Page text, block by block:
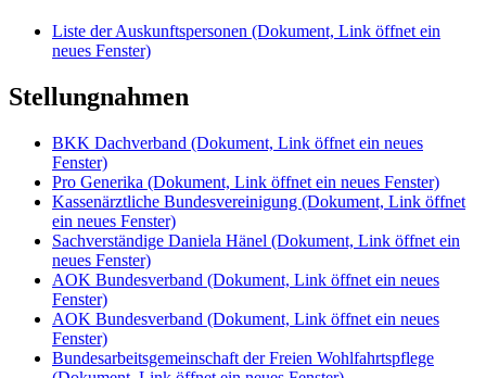
Liste der Auskunftspersonen (Dokument, Link öffnet ein
neues Fenster)
Stellungnahmen
BKK Dachverband (Dokument, Link öffnet ein neues
Fenster)
Pro Generika (Dokument, Link öffnet ein neues Fenster)
Kassenärztliche Bundesvereinigung (Dokument, Link öffnet
ein neues Fenster)
Sachverständige Daniela Hänel (Dokument, Link öffnet ein
neues Fenster)
AOK Bundesverband (Dokument, Link öffnet ein neues
Fenster)
AOK Bundesverband (Dokument, Link öffnet ein neues
Fenster)
Bundesarbeitsgemeinschaft der Freien Wohlfahrtspflege